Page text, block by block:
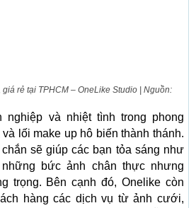
rẻ tại TPHCM – OneLike Studio | Nguồn:
và nhiệt tình trong phong
lối make up hô biến thành thánh.
sẽ giúp các bạn tỏa sáng như
bức ảnh chân thực nhưng
trọng. Bên cạnh đó, Onelike còn
hàng các dịch vụ từ ảnh cưới,